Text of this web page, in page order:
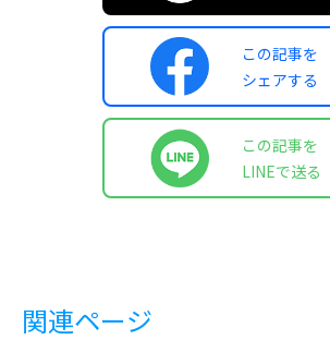
この記事を
シェアする
この記事を
LINEで送る
関連ページ